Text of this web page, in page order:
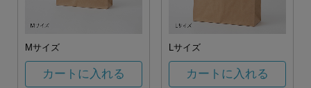
Mサイズ
カートに入れる
Lサイズ
カートに入れる